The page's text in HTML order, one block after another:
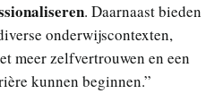
. Daarnaast bieden
onderwijscontexten,
meer zelfvertrouwen en een
kunnen beginnen.”